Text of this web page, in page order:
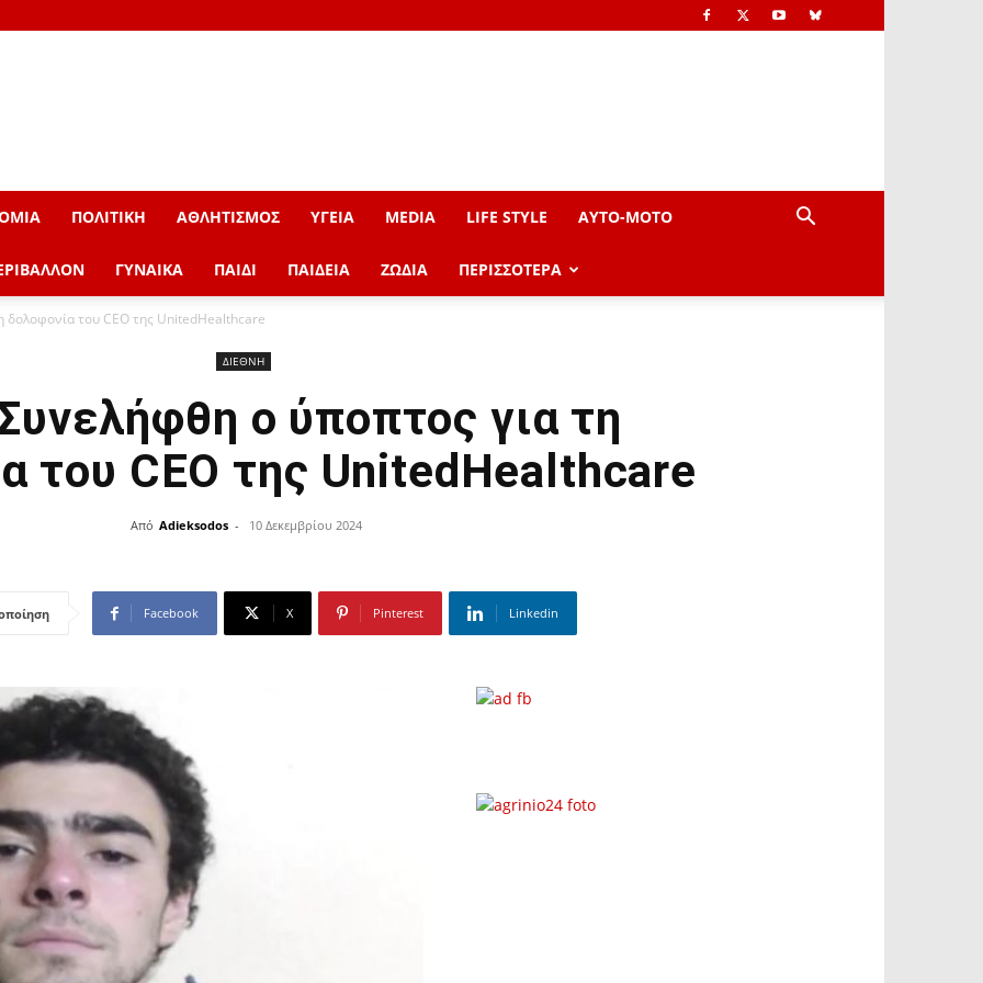
ΠΟΛΙΤΙΚΗ ΑΘΛΗΤΙΣΜΟΣ ΥΓΕΙΑ MEDIA LIFE STYLE AYTO-ΜOTO
ΓΥΝΑΙΚΑ ΠΑΙΔΙ ΠΑΙΔΕΙΑ ΖΩΔΙΑ ΠΕΡΙΣΣΟΤΕΡΑ
του CEO της UnitedHealthcare
ΔΙΕΘΝΗ
ο ύποπτος για τη
του CEO της UnitedHealthcare
Από Adieksodos - 10 Δεκεμβρίου 2024
Facebook X Pinterest Linkedin